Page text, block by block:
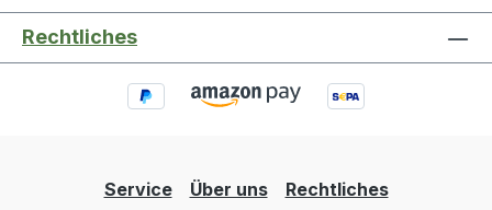
Rechtliches
Service Über uns Rechtliches